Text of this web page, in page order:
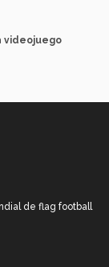
videojuego
de flag football